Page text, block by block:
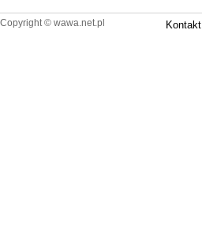
Copyright © wawa.net.pl Kontakt